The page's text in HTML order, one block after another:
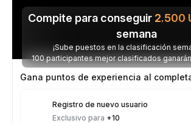
Compite para conseguir 2.500
semana
¡Sube puestos en la clasificación
100 participantes mejor clasificados
parte de los 2.500 USDT
Gana puntos de experiencia al
Registro de nuevo usuario
Exclusivo para +10